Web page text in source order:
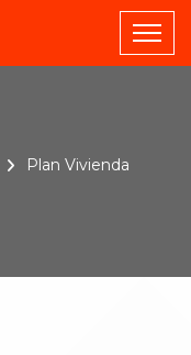
Plan Vivienda